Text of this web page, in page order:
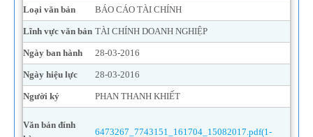
Loại văn bản BÁO CÁO TÀI CHÍNH
Lĩnh vực văn bản TÀI CHÍNH DOANH NGHIỆP
Ngày ban hành 28-03-2016
Ngày hiệu lực 28-03-2016
Người ký PHAN THANH KHIẾT
Văn bản đính
6473267_7743151_161704_15082017.pdf(1-